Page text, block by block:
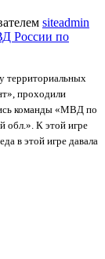
siteadmin
территориальных
проходили
команды «МВД по
обл.» . К этой игре
в этой игре давала